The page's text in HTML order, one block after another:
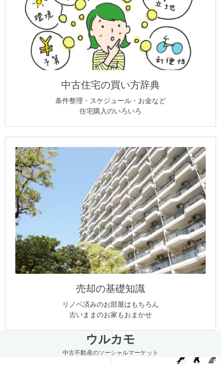
中古住宅の買い方辞典
条件整理・スケジュール・お金など
住宅購入のいろいろ
売却の基礎知識
リノベ済みのお部屋はもちろん
古いままのお家もおまかせ
ウルカモ
中古不動産のソーシャルマーケット